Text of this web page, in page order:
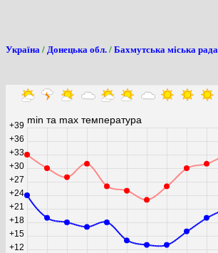
Україна / Донецька обл. / Бахмутська міська рада
min та max температура
+12
+15
+18
+21
+24
+27
+30
+33
+36
+39